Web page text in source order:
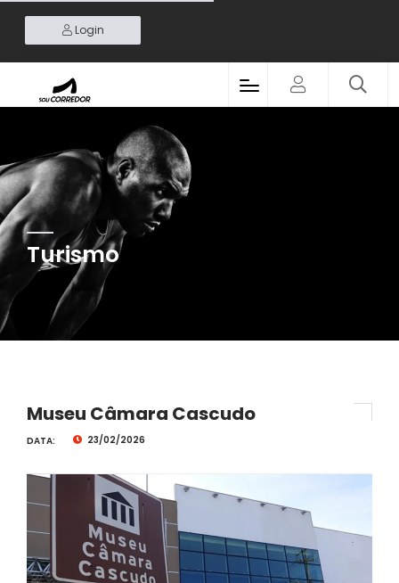
Login
Turismo
Museu Câmara Cascudo
DATA: 23/02/2026